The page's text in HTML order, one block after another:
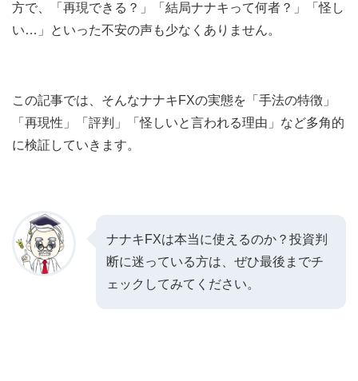
方で、「再現できる？」「結局ナナキって何者？」「怪し
い…」といった不安の声も少なくありません。
この記事では、そんなナナキFXの実態を「手法の特徴」
「再現性」「評判」「怪しいと言われる理由」など多角的
に検証していきます。
ナナキFXは本当に使えるのか？投資判
断に迷っている方は、ぜひ最後までチ
ェックしてみてください。